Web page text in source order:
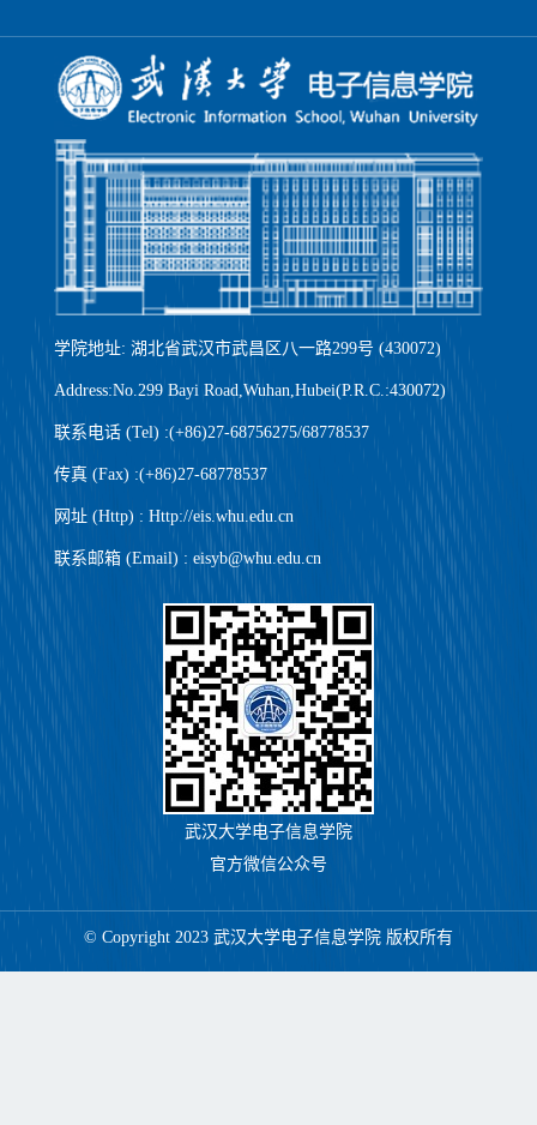
学院地址: 湖北省武汉市武昌区八一路299号 (430072)
Address:No.299 Bayi Road,Wuhan,Hubei(P.R.C.:430072)
联系电话 (Tel) :(+86)27-68756275/68778537
传真 (Fax) :(+86)27-68778537
网址 (Http) : Http://eis.whu.edu.cn
联系邮箱 (Email) : eisyb@whu.edu.cn
武汉大学电子信息学院
官方微信公众号
© Copyright 2023 武汉大学电子信息学院 版权所有